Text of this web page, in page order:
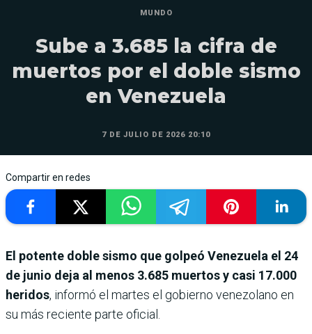
MUNDO
Sube a 3.685 la cifra de
muertos por el doble sismo
en Venezuela
7 DE JULIO DE 2026 20:10
Compartir en redes
El potente doble sismo que golpeó Venezuela el 24
de junio deja al menos 3.685 muertos y casi 17.000
heridos, informó el martes el gobierno venezolano en
su más reciente parte oficial.